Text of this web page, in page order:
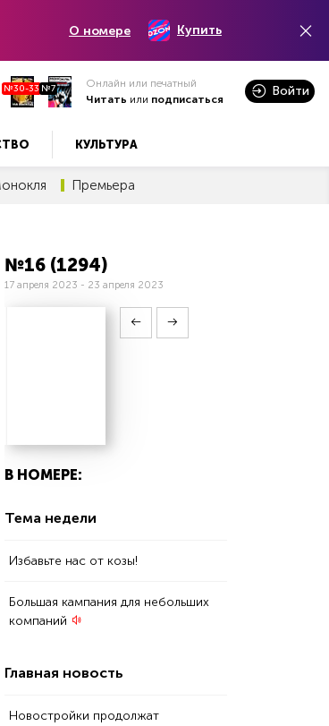
О номере Купить
№30-33 №7
Онлайн или печатный
Читать или подписаться
Войти
КУЛЬТУРА
Премьера
№16 (1294)
17 апреля 2023 - 23 апреля 2023
В НОМЕРЕ:
Тема недели
Избавьте нас от козы!
Большая кампания для небольших
компаний
Главная новость
Новостройки продолжат